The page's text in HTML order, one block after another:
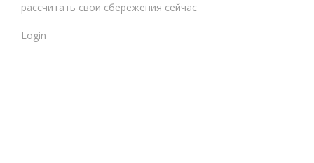
рассчитать свои сбережения сейчас
Login